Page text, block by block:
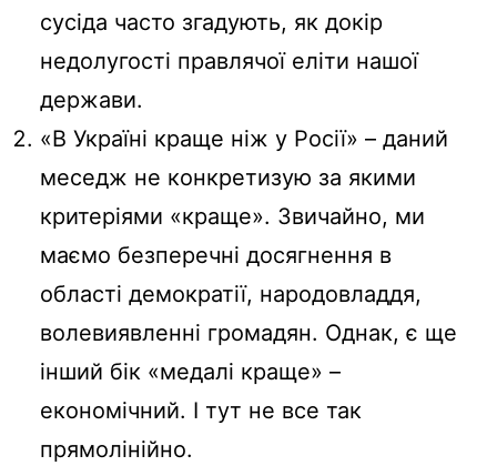
сусіда часто згадують, як докір
недолугості правлячої еліти нашої
держави.
«В Україні краще ніж у Росії» – даний
меседж не конкретизую за якими
критеріями «краще». Звичайно, ми
маємо безперечні досягнення в
області демократії, народовладдя,
волевиявленні громадян. Однак, є ще
інший бік «медалі краще» –
економічний. І тут не все так
прямолінійно.